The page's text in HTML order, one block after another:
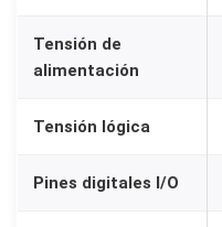
E
S
Tensión de
alimentación
Tensión lógica
Pines digitales I/O